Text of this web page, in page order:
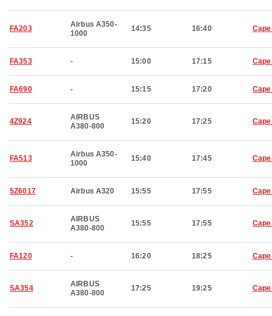
FA203
Airbus A350-
1000
14:35 16:40
FA353 - 15:00 17:15
FA690 - 15:15 17:20
4Z924
AIRBUS
A380-800
15:20 17:25
FA513
Airbus A350-
1000
15:40 17:45
5Z6017 Airbus A320 15:55 17:55
SA352
AIRBUS
A380-800
15:55 17:55
FA120 - 16:20 18:25
SA354
AIRBUS
A380-800
17:25 19:25